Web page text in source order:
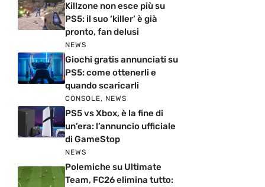
Killzone non esce più su
PS5: il suo ‘killer’ è già
pronto, fan delusi
NEWS
Giochi gratis annunciati su
PS5: come ottenerli e
quando scaricarli
CONSOLE, NEWS
PS5 vs Xbox, è la fine di
un’era: l’annuncio ufficiale
di GameStop
NEWS
Polemiche su Ultimate
Team, FC26 elimina tutto: